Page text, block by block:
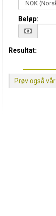
Beløp:
Resultat:
Prøv også vår